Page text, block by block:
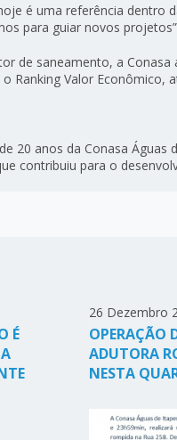
é uma referência
para guiar novos
de saneamento, a
Ranking Valor
20 anos da Conasa
contribuiu para o
É
26 Dezembro
OPERAÇÃO
ADUTORA
NESTA